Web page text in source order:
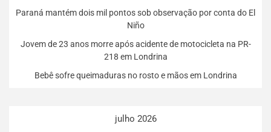
Paraná mantém dois mil pontos sob observação por conta do El
Niño
Jovem de 23 anos morre após acidente de motocicleta na PR-
218 em Londrina
Bebê sofre queimaduras no rosto e mãos em Londrina
julho 2026